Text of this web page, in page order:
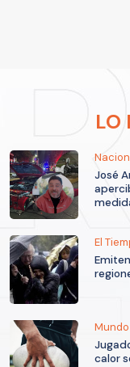
LO
José
El
Mundo
calor